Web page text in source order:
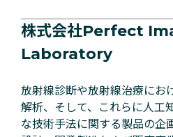
株式会社Perfect
Laboratory
放射線診断や放射線治療にお
解析、そして、これらに人工
な技術手法に関する製品の企